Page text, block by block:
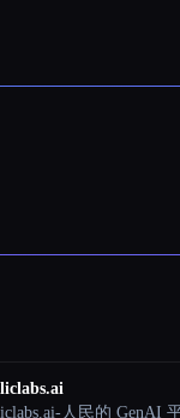
人民的 GenAI